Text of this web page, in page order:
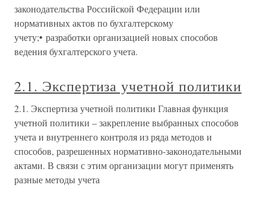
законодательства Российской Федерации или
нормативных актов по бухгалтерскому
учету;• разработки организацией новых способов
ведения бухгалтерского учета.
2.1. Экспертиза учетной политики
2.1. Экспертиза учетной политики Главная функция
учетной политики – закрепление выбранных способов
учета и внутреннего контроля из ряда методов и
способов, разрешенных нормативно-законодательными
актами. В связи с этим организации могут применять
разные методы учета